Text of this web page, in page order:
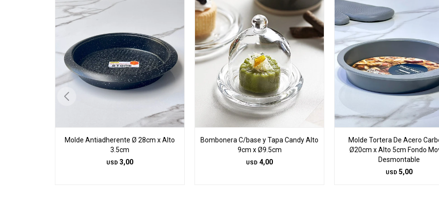
Molde Antiadherente Ø 28cm x Alto
3.5cm
USD 3,00
Bombonera C/base y Tapa Candy Alto
9cm x Ø9.5cm
USD 4,00
Molde Tortera De Acero
Ø20cm x Alto 5cm Fondo
Desmontable
USD 5,00